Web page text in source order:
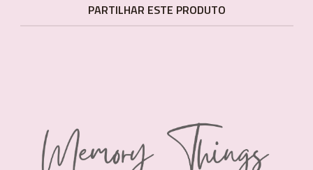
PARTILHAR ESTE PRODUTO